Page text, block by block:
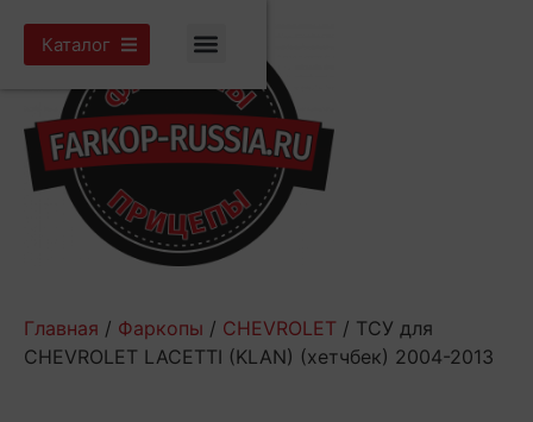
Каталог
Главная / Фаркопы / CHEVROLET / ТСУ для
CHEVROLET LACETTI (KLAN) (хетчбек) 2004-2013